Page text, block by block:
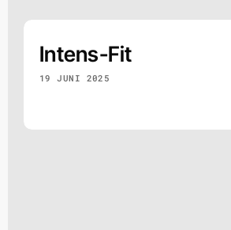
Intens-Fit
19 JUNI 2025